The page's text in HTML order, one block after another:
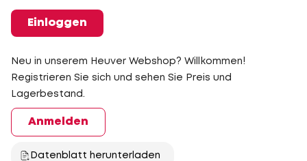
Einloggen
Neu in unserem Heuver Webshop? Willkommen!
Registrieren Sie sich und sehen Sie Preis und
Lagerbestand.
Anmelden
Datenblatt herunterladen